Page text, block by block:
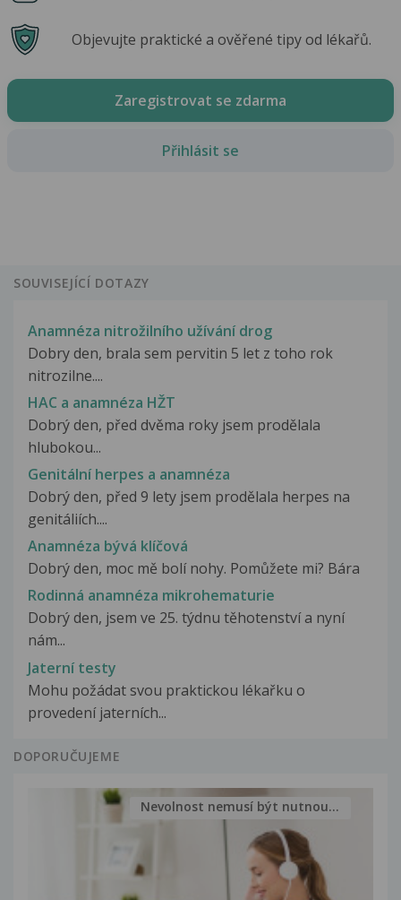
Objevujte praktické a ověřené tipy od lékařů.
Zaregistrovat se zdarma
Přihlásit se
SOUVISEJÍCÍ DOTAZY
Anamnéza nitrožilního užívání drog
Dobry den, brala sem pervitin 5 let z toho rok
nitrozilne....
HAC a anamnéza HŽT
Dobrý den, před dvěma roky jsem prodělala
hlubokou...
Genitální herpes a anamnéza
Dobrý den, před 9 lety jsem prodělala herpes na
genitáliích....
Anamnéza bývá klíčová
Dobrý den, moc mě bolí nohy. Pomůžete mi? Bára
Rodinná anamnéza mikrohematurie
Dobrý den, jsem ve 25. týdnu těhotenství a nyní
nám...
Jaterní testy
Mohu požádat svou praktickou lékařku o
provedení jaterních...
DOPORUČUJEME
Nevolnost nemusí být nutnou...